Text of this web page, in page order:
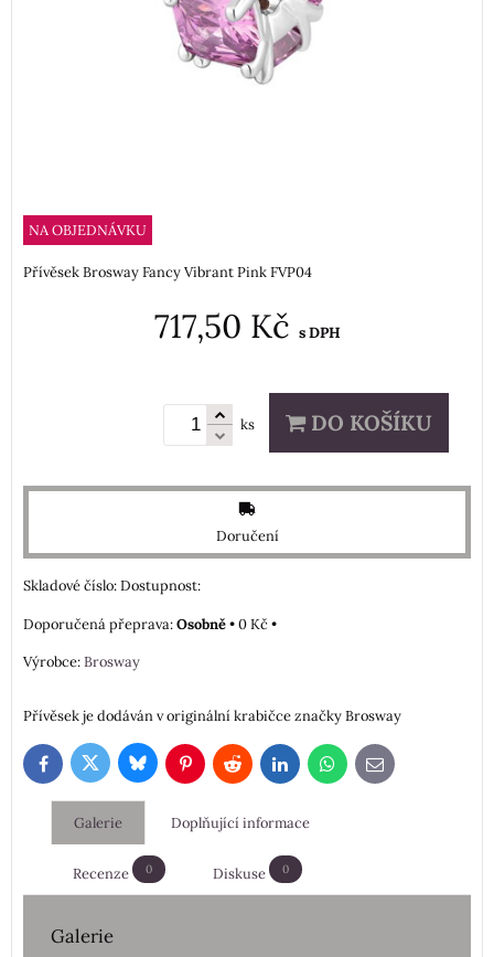
NA OBJEDNÁVKU
Přívěsek Brosway Fancy Vibrant Pink FVP04
717,50 Kč s DPH
ks DO KOŠÍKU
Doručení
Skladové číslo:Dostupnost:
Osobně•0 Kč•
Výrobce:Brosway
Přívěsek je dodáván v originální krabičce značky Brosway
FacebookTwitterBlueskyPinterestRedditLinkedInWhatsApp
E-
mail
Galerie Doplňující informace
Recenze 0 Diskuse 0
Galerie